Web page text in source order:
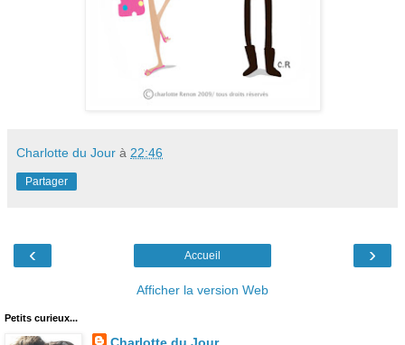
Charlotte du Jour à 22:46
Partager
‹ ›
Accueil
Afficher la version Web
Petits curieux...